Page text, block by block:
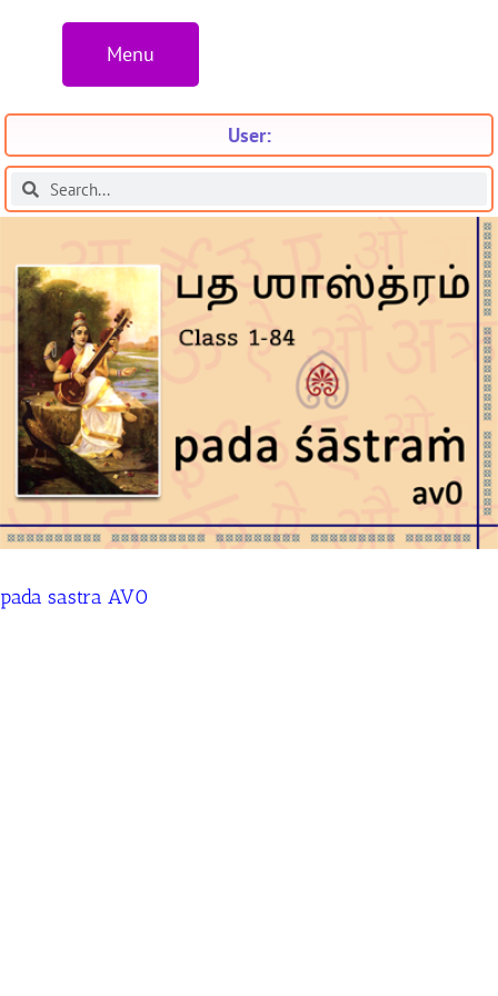
Menu
User:
pada sastra AV0